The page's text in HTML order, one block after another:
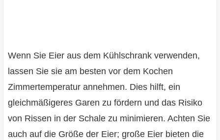
Wenn Sie Eier aus dem Kühlschrank verwenden,
lassen Sie sie am besten vor dem Kochen
Zimmertemperatur annehmen. Dies hilft, ein
gleichmäßigeres Garen zu fördern und das Risiko
von Rissen in der Schale zu minimieren. Achten Sie
auch auf die Größe der Eier; große Eier bieten die